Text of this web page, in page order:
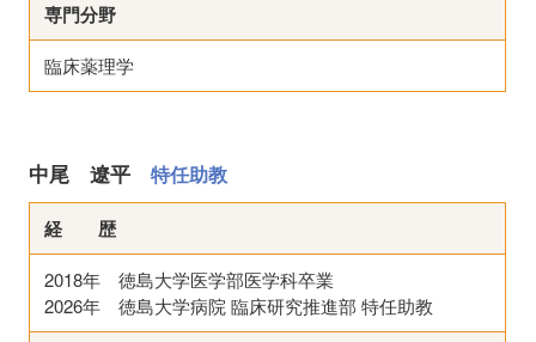
専門分野
臨床薬理学
中尾 遼平特任助教
経 歴
2018年 徳島大学医学部医学科卒業
2026年 徳島大学病院 臨床研究推進部 特任助教